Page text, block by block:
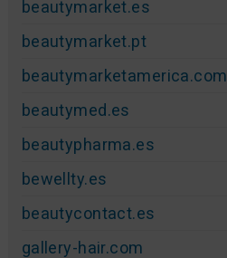
beautymarket.es
beautymarket.pt
beautymarketamerica.com
beautymed.es
beautypharma.es
bewellty.es
beautycontact.es
gallery-hair.com